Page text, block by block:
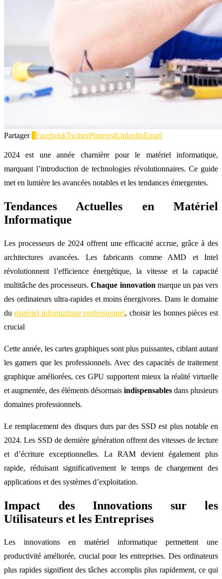
Partager FacebookTwitterPinterestLinkedinEmail
2024 est une année charnière pour le matériel informatique,
marquant l’introduction de technologies révolutionnaires. Ce guide
met en lumière les avancées notables et les tendances émergentes.
Tendances Actuelles en Matériel
Informatique
Les processeurs de 2024 offrent une efficacité accrue, grâce à des
architectures avancées. Les fabricants comme AMD et Intel
révolutionnent l’efficience énergétique, la vitesse et la capacité
multitâche des processeurs.Chaque innovation marque un pas vers
des ordinateurs ultra-rapides et moins énergivores. Dans le domaine
du matériel informatique professionnel, choisir les bonnes pièces est
crucial
Cette année, les cartes graphiques sont plus puissantes, ciblant autant
les gamers que les professionnels. Avec des capacités de traitement
graphique améliorées, ces GPU supportent mieux la réalité virtuelle
et augmentée, des éléments désormais indispensables dans plusieurs
domaines professionnels.
Le remplacement des disques durs par des SSD est plus notable en
2024. Les SSD de dernière génération offrent des vitesses de lecture
et d’écriture exceptionnelles. La RAM devient également plus
rapide, réduisant significativement le temps de chargement des
applications et des systèmes d’exploitation.
Impact des Innovations sur les
Utilisateurs et les Entreprises
Les innovations en matériel informatique permettent une
productivité améliorée, crucial pour les entreprises. Des ordinateurs
plus rapides signifient des tâches accomplis plus rapidement, ce qui